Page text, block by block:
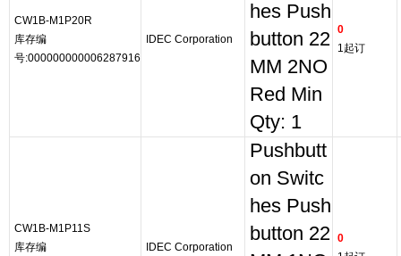
CW1B-M1P20R
库存编
号:000000000006287916
IDEC Corporation
hes Push
button 22
MM 2NO
Red Min
Qty: 1
0
1起订
CW1B-M1P11S
库存编
IDEC Corporation
Pushbutt
on Switc
hes Push
button 22 0